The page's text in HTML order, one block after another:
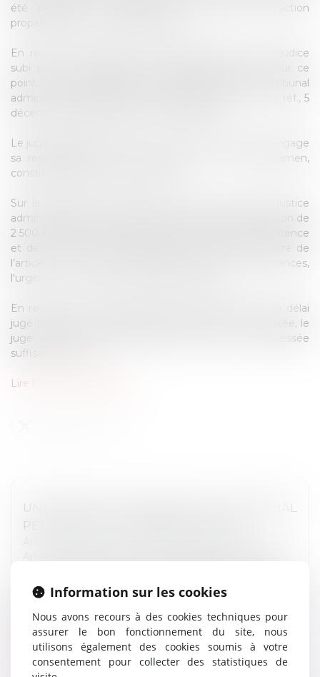
été perdues. Il m'apparait donc qu'une telle action
propagerait le sentiment d'injustice.
En revanche, la question de l’indemnisation du préjudice
subi par les étudiants reste pleinement ouverte. Sur ce
point, une ordonnance du juge des référés du tribunal
administratif est particulièrement éclairante (TA Paris, réf., 5
décembre 2003, Mlle Abou, n° 0309910/7).
Le juge des référés avait reconnu qu’une université engage
sa responsabilité en cas de perte de copies d’examen,
constitutive d’une faute de service.
Sur le fondement de l’article R. 514-1 du code de justice
administrative, il avait accordé à l’étudiante une provision de
2 500 € au titre des troubles dans les conditions d’existence
et de la perte de chance, ainsi que 1 000 € au titre de
l’article L. 761-1 CJA. Mais dans de telles circonstances,
l'urgence est-elle vraiment l'indemnisation ?
En revanche, la demande de provision fondée sur le délai
jugé trop court pour repasser l’examen avait été rejetée, le
juge estimant que l’université avait prévenu l’intéressée
suffisamment tôt.
Lire l'article en cliquant ici
UNE MESSE EN HOMMAGE AU MARÉCHAL
PÉTAIN EST AUTORISÉE À VERDUN
l’arrêté du maire de Verdun interdisant une messe en
novembre 2025, Association pour dé...
Lire la suite
Information sur les cookies
Nous avons recours à des cookies techniques pour
assurer le bon fonctionnement du site, nous
utilisons également des cookies soumis à votre
consentement pour collecter des statistiques de